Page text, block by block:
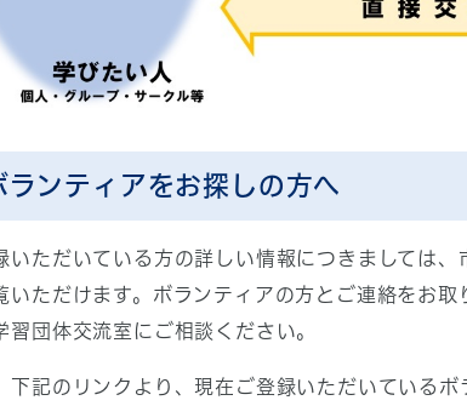
ランティアをお探しの方へ
いただいている方の詳しい情報につきましては
いただけます。ボランティアの方とご連絡をお
習団体交流室にご相談ください。
下記のリンクより、現在ご登録いただいている